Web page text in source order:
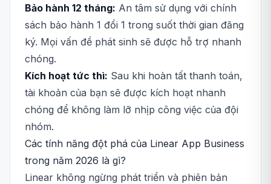
Bảo hành 12 tháng: An tâm sử dụng với chính
sách bảo hành 1 đổi 1 trong suốt thời gian đăng
ký. Mọi vấn đề phát sinh sẽ được hỗ trợ nhanh
chóng.
Kích hoạt tức thì: Sau khi hoàn tất thanh toán,
tài khoản của bạn sẽ được kích hoạt nhanh
chóng để không làm lỡ nhịp công việc của đội
nhóm.
Các tính năng đột phá của Linear App Business
trong năm 2026 là gì?
Linear không ngừng phát triển và phiên bản